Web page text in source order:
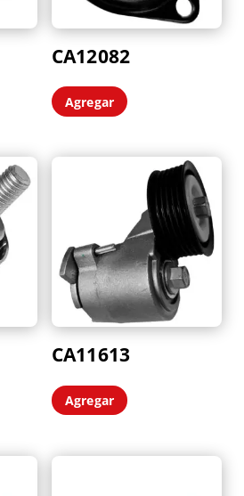
CA12082
Agregar
CA11613
Agregar